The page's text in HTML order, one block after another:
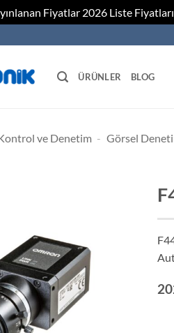
Fiyatlar 2026 Liste
ÜRÜNLER BLOG
ve Denetim - Görsel